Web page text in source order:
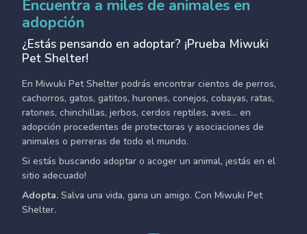
Encuentra a miles de animales en
adopción
¿Estás pensando en adoptar? ¡Prueba Miwuki
Pet Shelter!
En Miwuki Pet Shelter podrás encontrar cientos de perros,
cachorros, gatos, gatitos, hurones, conejos, cobayas, ratas,
ratones, chinchillas, jerbos, cerdos reptiles, aves... en
adopción procedentes de protectoras y asociaciones de
animales o perreras de todo el mundo.
Si estás buscando adoptar o acoger un animal, ¡estás en el
sitio adecuado!
Adopta. Salva una vida, gana un amigo. Con Miwuki Pet
Shelter.